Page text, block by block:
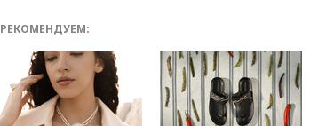
РЕКОМЕНДУЕМ: